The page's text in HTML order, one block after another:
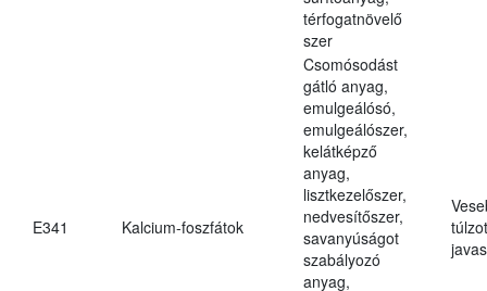
térfogatnövelő
szer
E341 Kalcium-foszfátok
Csomósodást
gátló anyag,
emulgeálósó,
emulgeálószer,
kelátképző
anyag,
lisztkezelőszer,
nedvesítőszer,
savanyúságot
szabályozó
anyag,